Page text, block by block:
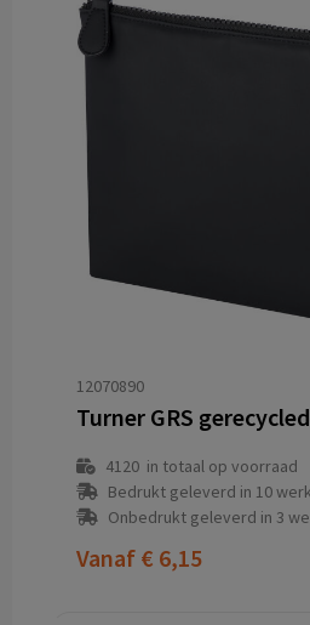
12070890
4120in totaal op voorraad
Bedrukt geleverd in 10
Onbedrukt geleverd in 3
Vanaf € 6,15